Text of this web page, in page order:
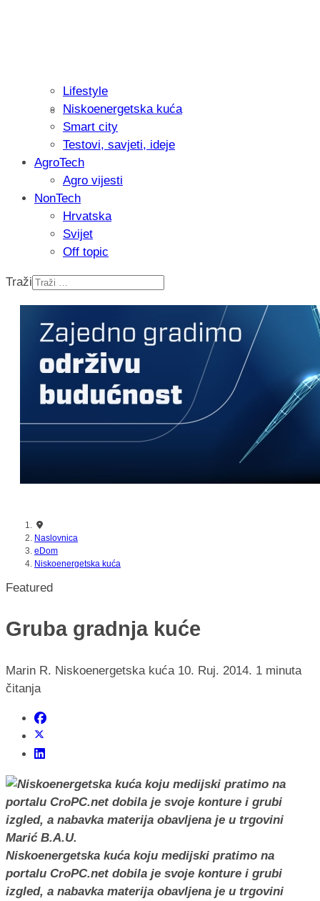
Isprobali smo: Thermostar
Recenzija: Einhell Professional CP-
nikada prije
Lifestyle
Niskoenergetska kuća
Smart city
Testovi, savjeti, ideje
AgroTech
Agro vijesti
NonTech
Hrvatska
Svijet
Off topic
Traži
Naslovnica
eDom
Niskoenergetska kuća
Featured
Gruba gradnja kuće
Marin R. Niskoenergetska kuća 10. Ruj. 2014. 1 minuta
čitanja
Niskoenergetska kuća koju medijski pratimo na
portalu CroPC.net dobila je svoje konture i grubi
izgled, a nabavka materija obavljena je u trgovini